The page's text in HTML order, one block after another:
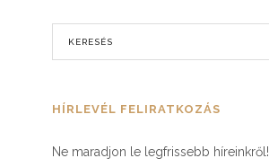
HÍRLEVÉL FELIRATKOZÁS
Ne maradjon le legfrissebb híreinkről!